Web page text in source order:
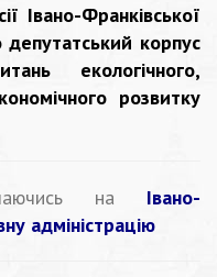
Івано-Франківської
депутатський корпус
екологічного,
розвитку
на
Івано-
адміністрацію